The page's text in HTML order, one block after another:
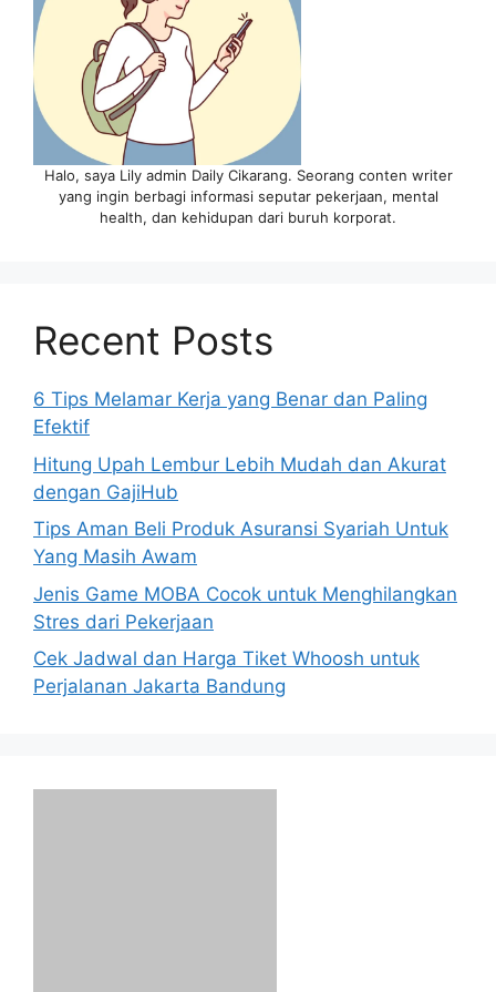
Halo, saya Lily admin Daily Cikarang. Seorang conten writer
yang ingin berbagi informasi seputar pekerjaan, mental
health, dan kehidupan dari buruh korporat.
Recent Posts
6 Tips Melamar Kerja yang Benar dan Paling
Efektif
Hitung Upah Lembur Lebih Mudah dan Akurat
dengan GajiHub
Tips Aman Beli Produk Asuransi Syariah Untuk
Yang Masih Awam
Jenis Game MOBA Cocok untuk Menghilangkan
Stres dari Pekerjaan
Cek Jadwal dan Harga Tiket Whoosh untuk
Perjalanan Jakarta Bandung